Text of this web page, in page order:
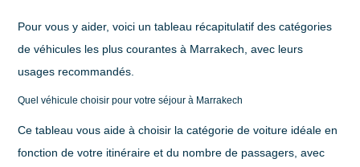
Pour vous y aider, voici un tableau récapitulatif des catégories
de véhicules les plus courantes à Marrakech, avec leurs
usages recommandés.
Quel véhicule choisir pour votre séjour à Marrakech
Ce tableau vous aide à choisir la catégorie de voiture idéale en
fonction de votre itinéraire et du nombre de passagers, avec